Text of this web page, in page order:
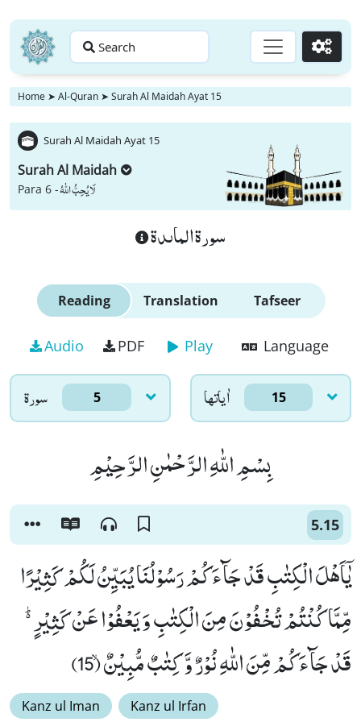
Search Go
Home ➤ Al-Quran ➤ Surah Al Maidah Ayat 15
Surah Al Maidah Ayat 15
Surah Al Maidah
Para 6 -لَا یُحِبُّ اللّٰهُ
سورة الماىدة
Reading Translation Tafseer
Audio PDF Play Language
سورۃ 5 اٰياتها 15
بِسْمِ اللّٰهِ الرَّحْمٰنِ الرَّحِیْمِ
5.15
یٰۤاَهْلَ الْكِتٰبِ قَدْ جَآءَكُمْ رَسُوْلُنَا یُبَیِّنُ لَكُمْ كَثِیْرًا
مِّمَّا كُنْتُمْ تُخْفُوْنَ مِنَ الْكِتٰبِ وَ یَعْفُوْا عَنْ كَثِیْرٍ ﱟ
قَدْ جَآءَكُمْ مِّنَ اللّٰهِ نُوْرٌ وَّ كِتٰبٌ مُّبِیْنٌۙ (15)
Kanz ul Iman Kanz ul Irfan